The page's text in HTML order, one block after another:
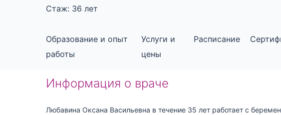
Стаж: 36 лет
Образование и опыт
работы
Услуги и
цены
Расписание
Информация о враче
Любавина Оксана Васильевна в течение 35 лет работает с